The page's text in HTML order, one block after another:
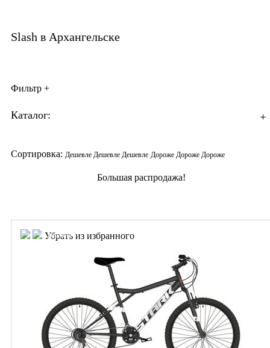
Slash в Архангельске
Фильтр +
Каталог:
Сортировка: Дешевле Дешевле Дешевле Дороже Дороже Дороже
Большая распродажа!
Убрать из избранного
В корзину
В корзину
+
+
+
+
+